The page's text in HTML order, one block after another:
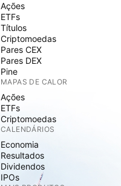
Ações
ETFs
Títulos
Criptomoedas
Pares CEX
Pares DEX
Pine
MAPAS DE CALOR
Ações
ETFs
Criptomoedas
CALENDÁRIOS
Economia
Resultados
Dividendos
IPOs